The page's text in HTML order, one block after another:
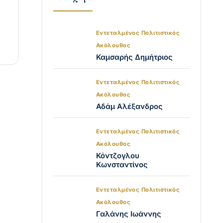
Εντεταλμένος Πολιτιστικός
Ακόλουθος
Καμσαρής Δημήτριος
Εντεταλμένος Πολιτιστικός
Ακόλουθος
Αδάμ Αλέξανδρος
Εντεταλμένος Πολιτιστικός
Ακόλουθος
Κόντζογλου
Κωνσταντίνος
Εντεταλμένος Πολιτιστικός
Ακόλουθος
Γαλάνης Ιωάννης